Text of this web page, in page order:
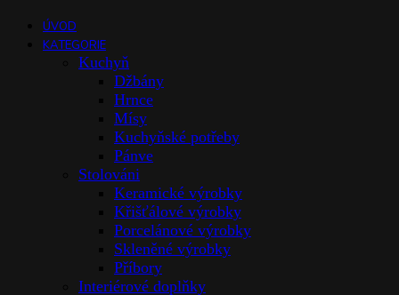
ÚVOD
KATEGORIE
Kuchyň
Džbány
Hrnce
Mísy
Kuchyňské potřeby
Pánve
Stolováni
Keramické výrobky
Křišťálové výrobky
Porcelánové výrobky
Skleněné výrobky
Příbory
Interiérové doplňky